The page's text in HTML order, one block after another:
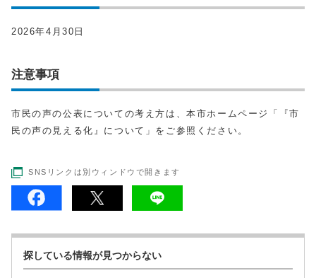
2026年4月30日
注意事項
市民の声の公表についての考え方は、本市ホームページ「『市
民の声の見える化』について」をご参照ください。
SNSリンクは別ウィンドウで開きます
探している情報が見つからない